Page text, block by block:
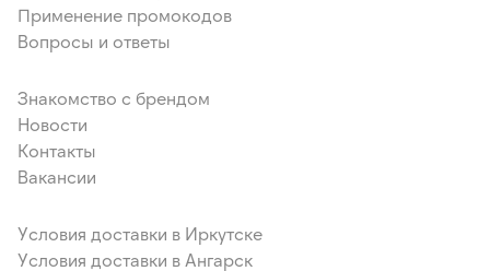
Применение промокодов
Вопросы и ответы
Знакомство с брендом
Новости
Контакты
Вакансии
Условия доставки в Иркутске
Условия доставки в Ангарск